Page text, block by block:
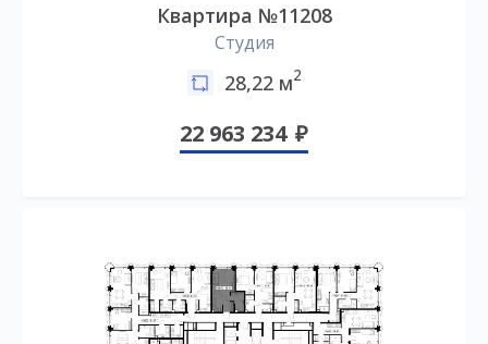
Квартира №11208
Студия
28,22 м2
22 963 234